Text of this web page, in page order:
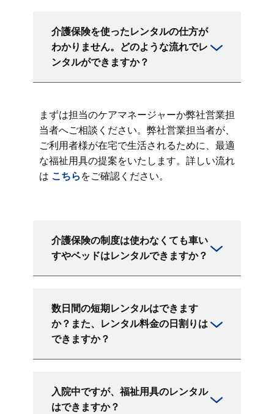
介護保険を使ったレンタルの仕方が
わかりません。どのような流れでレ
ンタルができますか？
まずは担当のケアマネージャーか弊社営業担
当者へご相談ください。弊社営業担当者が、
ご利用者様が在宅で生活されるために、最適
な福祉用具の提案をいたします。詳しい流れ
は こちらをご確認ください。
介護保険の制度は使わなくても車い
すやベッドはレンタルできますか？
数日間の短期レンタルはできます
か？また、レンタル料金の日割りは
できますか？
入院中ですが、福祉用具のレンタル
はできますか？